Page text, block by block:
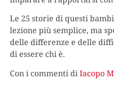
Le 25 storie di questi
lezione più semplice, ma
delle differenze e delle
di essere chi è.
Con i commenti diIacopo